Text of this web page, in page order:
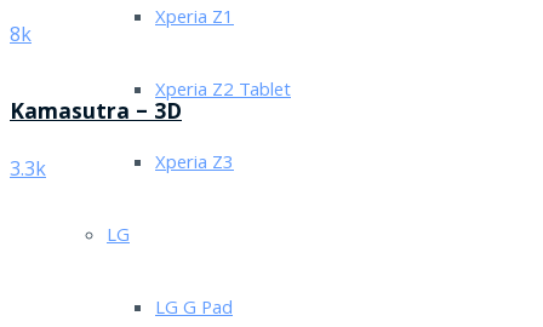
Xperia Z1
Xperia Z2 Tablet
Xperia Z3
LG
LG G Pad
8k
Kamasutra – 3D
3.3k